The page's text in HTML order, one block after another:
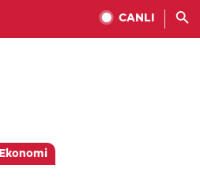
CANLI
Ekonomi